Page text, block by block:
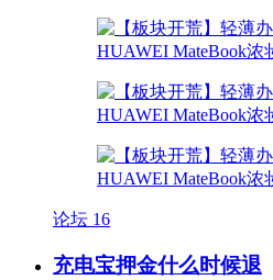
论坛 16
充电宝押金什么时候退